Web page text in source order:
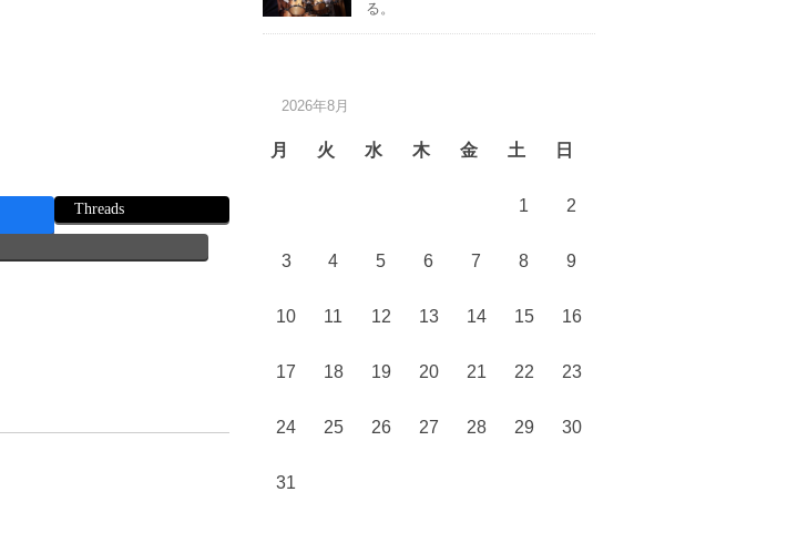
Threads
る。
2026年8月
月 火 水 木 金 土 日
1 2
3 4 5 6 7 8 9
10 11 12 13 14 15 16
17 18 19 20 21 22 23
24 25 26 27 28 29 30
31